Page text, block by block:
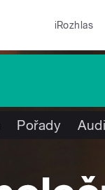
iRozhlas
Pořady